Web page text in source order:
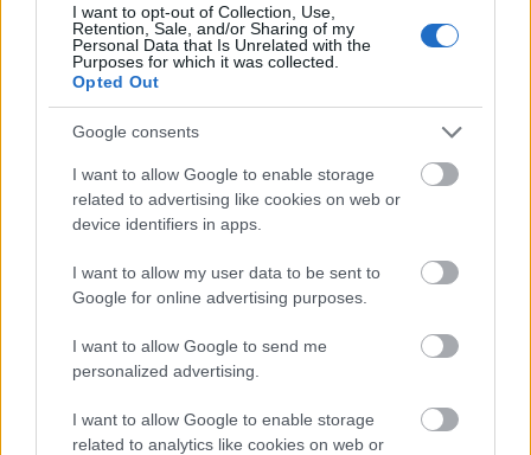
I want to opt-out of Collection, Use,
Retention, Sale, and/or Sharing of my
Personal Data that Is Unrelated with the
Purposes for which it was collected.
Opted Out
Google consents
I want to allow Google to enable storage
related to advertising like cookies on web or
device identifiers in apps.
I want to allow my user data to be sent to
Google for online advertising purposes.
I want to allow Google to send me
personalized advertising.
I want to allow Google to enable storage
related to analytics like cookies on web or
Fiica lui Donald Trumps-a casatorit cu Jared
Kushner in 2009 si a purtat pentru aceasta ocazie o
superbarochie de mireasa din dantela
, cu broderii
bogate, conceputa de designerul Vera Wang. O
rochie de printesa acoperita, romantica si
feminina. Tot pe Vera Wang a ales-o si
Kim